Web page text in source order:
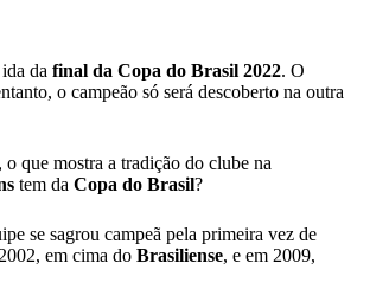
da final da Copa do Brasil 2022. O
o campeão só será descoberto na outra
, o que mostra a tradição do clube na
tem da Copa do Brasil?
se sagrou campeã pela primeira vez de
em cima do Brasiliense, e em 2009,